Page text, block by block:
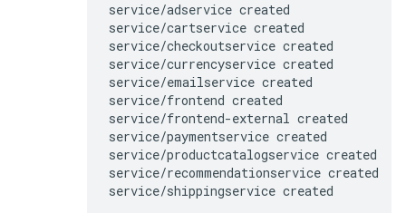
service/adservice created
service/cartservice created
service/checkoutservice created
service/currencyservice created
service/emailservice created
service/frontend created
service/frontend-external created
service/paymentservice created
service/productcatalogservice created
service/recommendationservice created